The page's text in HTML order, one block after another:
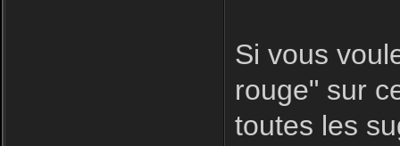
Si vous
rouge" sur
toutes les